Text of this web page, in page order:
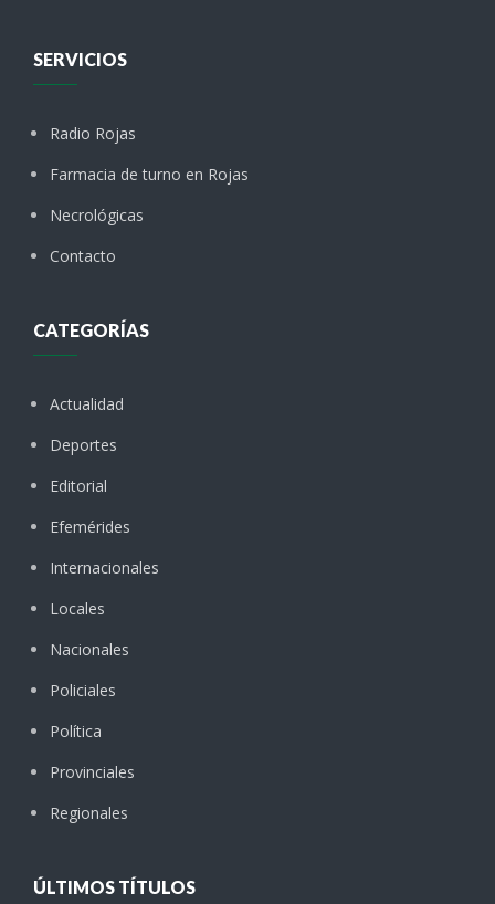
SERVICIOS
Radio Rojas
Farmacia de turno en Rojas
Necrológicas
Contacto
CATEGORÍAS
Actualidad
Deportes
Editorial
Efemérides
Internacionales
Locales
Nacionales
Policiales
Política
Provinciales
Regionales
ÚLTIMOS TÍTULOS